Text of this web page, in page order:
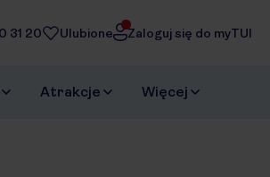
31 20 Ulubione Zaloguj się do myTUI
Atrakcje Więcej